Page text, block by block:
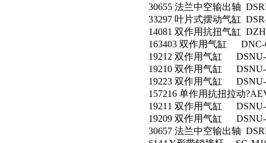
30655 法兰中空输出轴
33297 叶片式摆动气缸
14081 双作用抗扭气缸
163403 双作用气缸 DNC-
19212 双作用气缸 DSNU-
19210 双作用气缸 DSNU-
19223 双作用气缸 DSNU-
157216 单作用抗扭拉动
19211 双作用气缸 DSNU-
19209 双作用气缸 DSNU-
30657 法兰中空输出轴